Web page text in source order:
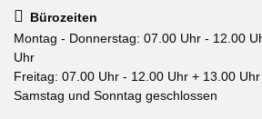
Bürozeiten
Montag - Donnerstag: 07.00 Uhr - 12.00
Uhr
Freitag: 07.00 Uhr - 12.00 Uhr + 13.00
Samstag und Sonntag geschlossen